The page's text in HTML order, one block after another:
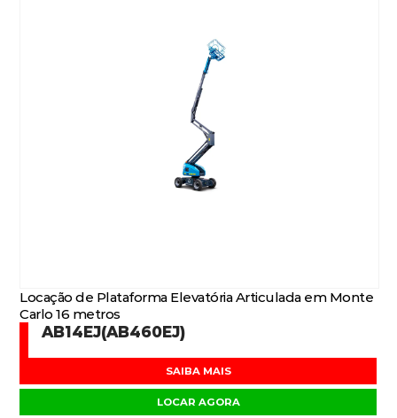
Locação de Plataforma Elevatória Articulada em Monte
Carlo 16 metros
AB14EJ(AB460EJ)
SAIBA MAIS
LOCAR AGORA